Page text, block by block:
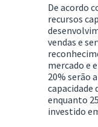
De acordo
recursos
vendas e
mercado e
20% serão
capacidade
enquanto
investido